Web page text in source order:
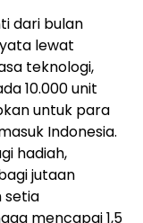
dari bulan
lewat
teknologi,
10.000 unit
untuk para
Indonesia.
hadiah,
jutaan
setia
mencapai 1,5